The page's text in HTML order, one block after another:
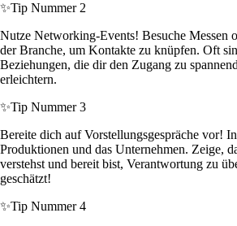
✨Tip Nummer 2
Nutze Networking-Events! Besuche Messen
der Branche, um Kontakte zu knüpfen. Oft
Beziehungen, die dir den Zugang zu
erleichtern.
✨Tip Nummer 3
Bereite dich auf Vorstellungsgespräche vor!
Produktionen und das Unternehmen. Zeige,
verstehst und bereit bist, Verantwortung zu
geschätzt!
✨Tip Nummer 4